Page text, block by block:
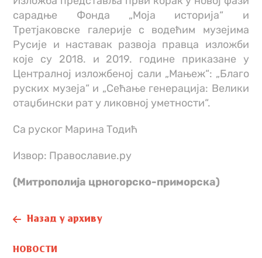
сарадње Фонда „Моја историја“ и
Третјаковске галерије с водећим музејима
Русије и наставак развоја правца изложби
које су 2018. и 2019. године приказане у
Централној изложбеној сали „Мањеж“: „Благо
руских музеја“ и „Сећање генерација: Велики
отаџбински рат у ликовној уметности“.
Са руског Марина Тодић
Извор: Православие.ру
(Митрополија црногорско-приморска)
Назад у архиву
НОВОСТИ